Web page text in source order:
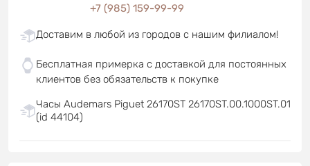
+7 (985) 159-99-99
Доставим в любой из городов с нашим филиалом!
Бесплатная примерка с доставкой для постоянных
клиентов без обязательств к покупке
Часы Audemars Piguet 26170ST 26170ST.00.1000ST.01
(id 44104)